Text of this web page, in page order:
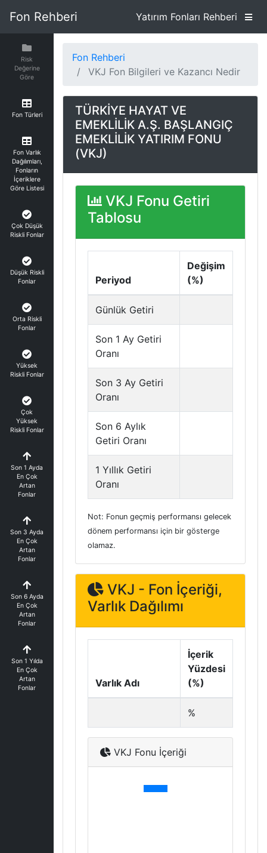
Fon Rehberi Yatırım Fonları Rehberi
Risk
Değerine
Göre
Fon Türleri
Fon Varlık
Dağılımları,
Fonların
İçeriklere
Göre Listesi
Çok Düşük
Riskli Fonlar
Düşük Riskli
Fonlar
Orta Riskli
Fonlar
Yüksek
Riskli Fonlar
Çok
Yüksek
Riskli Fonlar
Son 1 Ayda
En Çok
Artan
Fonlar
Son 3 Ayda
En Çok
Artan
Fonlar
Son 6 Ayda
En Çok
Artan
Fonlar
Son 1 Yılda
En Çok
Artan
Fonlar
Fon Rehberi
VKJ Fon Bilgileri ve Kazancı Nedir
TÜRKİYE HAYAT VE
EMEKLİLİK A.Ş. BAŞLANGIÇ
EMEKLİLİK YATIRIM FONU
(VKJ)
VKJ Fonu Getiri
Tablosu
Periyod
Değişim
(%)
Günlük Getiri
Son 1 Ay Getiri
Oranı
Son 3 Ay Getiri
Oranı
Son 6 Aylık
Getiri Oranı
1 Yıllık Getiri
Oranı
Not: Fonun geçmiş performansı gelecek
dönem performansı için bir gösterge
olamaz.
VKJ - Fon İçeriği,
Varlık Dağılımı
Varlık Adı
İçerik
Yüzdesi
(%)
%
VKJ Fonu İçeriği